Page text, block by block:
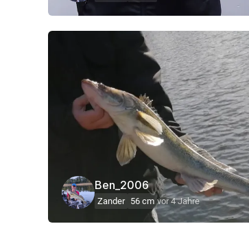
Ben_2006
Zander 56 cm vor 4 Jahre